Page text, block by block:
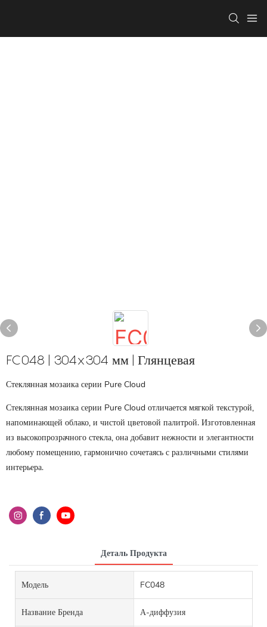
FC048 | 304x304 мм | Глянцевая
Стеклянная мозаика серии Pure Cloud
Стеклянная мозаика серии Pure Cloud отличается мягкой текстурой,
напоминающей облако, и чистой цветовой палитрой. Изготовленная
из высокопрозрачного стекла, она добавит нежности и элегантности
любому помещению, гармонично сочетаясь с различными стилями
интерьера.
Деталь Продукта
Модель FC048
Название Бренда А-диффузия